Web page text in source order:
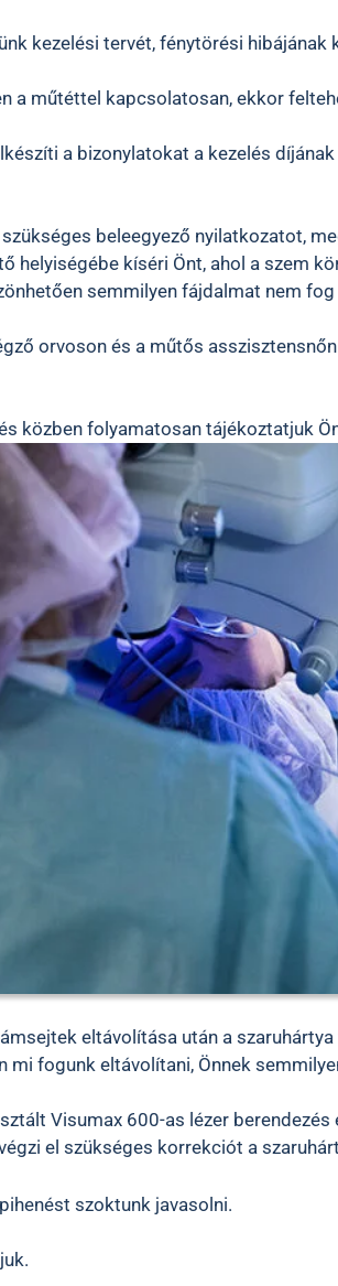
kezelési tervét, fénytörési
a műtéttel kapcsolatosan, ekkor
a bizonylatokat a kezelés
beleegyező nyilatkozatot,
kíséri Önt, ahol a szem
semmilyen fájdalmat nem fog
orvoson és a műtős
közben folyamatosan tájékoztatjuk
eltávolítása után a
fogunk eltávolítani, Önnek
Visumax 600-as lézer
el szükséges korrekciót a
szoktunk javasolni.